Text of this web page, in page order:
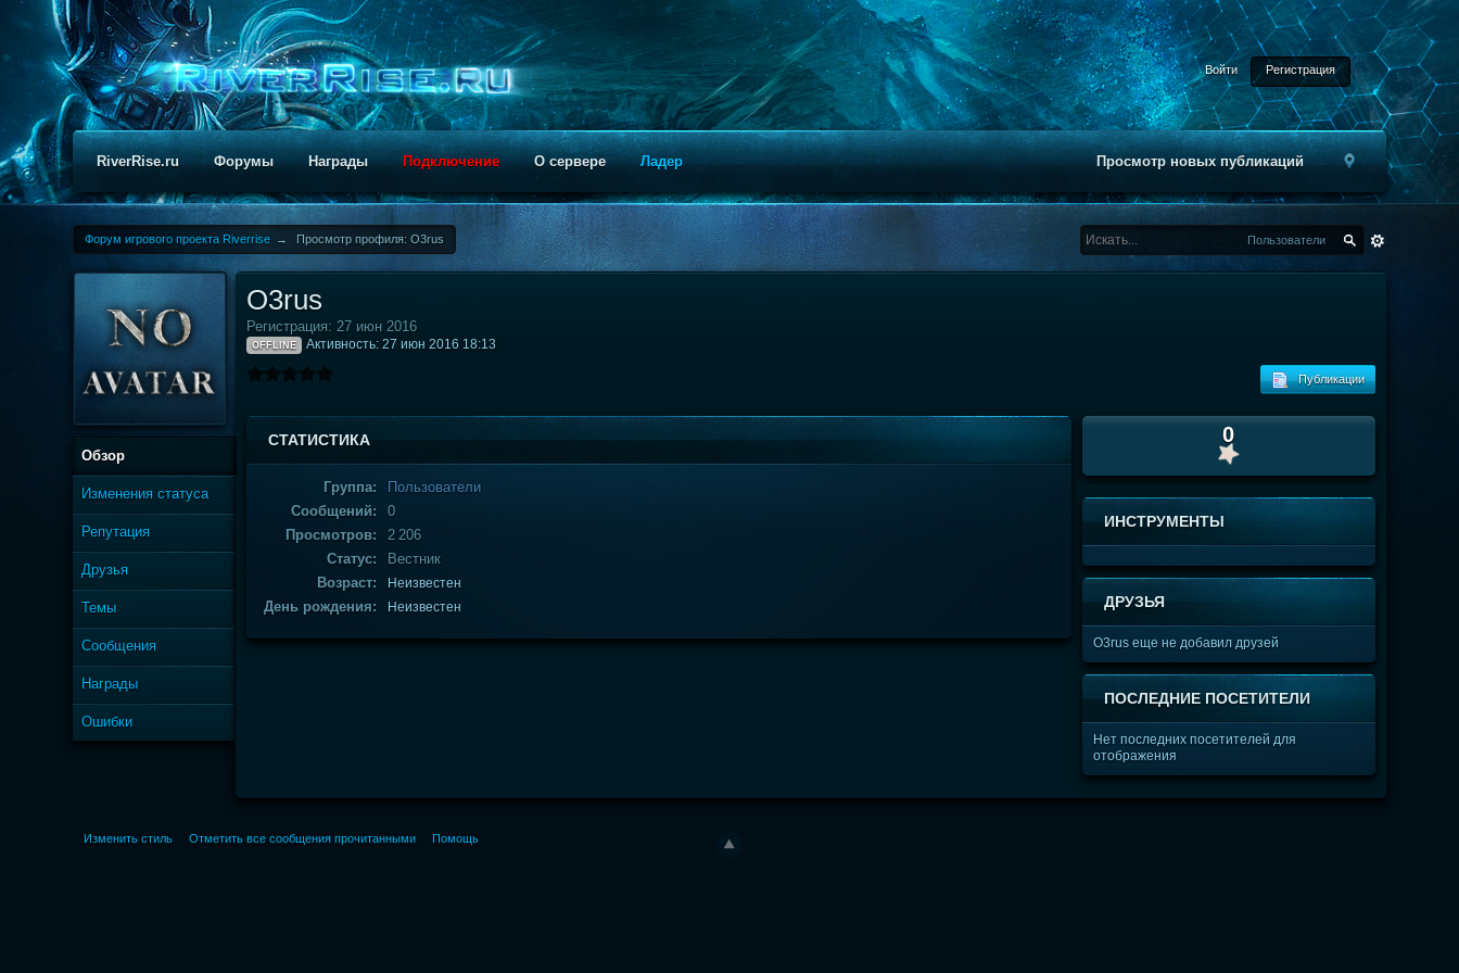
Войти Регистрация
Просмотр новых публикаций
RiverRise.ru Форумы Награды Подключение О сервере Ладер
Форум игрового проекта Riverrise → Просмотр профиля: O3rus Пользователи
Обзор
Изменения статуса
Репутация
Друзья
Темы
Сообщения
Награды
Ошибки
O3rus
Регистрация: 27 июн 2016
OFFLINE Активность: 27 июн 2016 18:13
Публикации
СТАТИСТИКА
Группа:
Пользователи
Сообщений:
0
Просмотров:
2 206
Статус:
Вестник
Возраст:
Неизвестен
День рождения: Неизвестен
0
ИНСТРУМЕНТЫ
ДРУЗЬЯ
O3rus еще не добавил друзей
ПОСЛЕДНИЕ ПОСЕТИТЕЛИ
Нет последних посетителей для
отображения
Изменить стиль Отметить все сообщения прочитанными Помощь